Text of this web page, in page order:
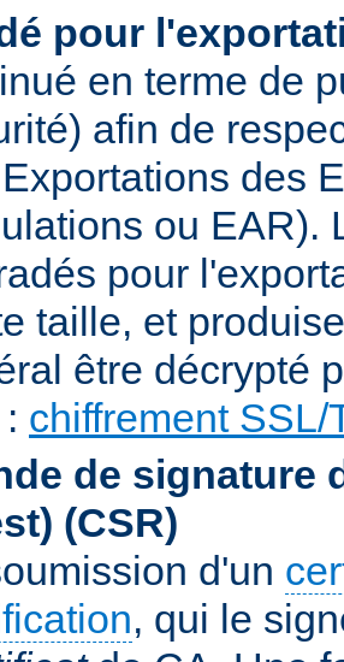
pour
en terme de
afin de
des
ou EAR).
pour
taille, et
être décrypté
chiffrement SSL/
de signature
(CSR)
d'un
, qui le